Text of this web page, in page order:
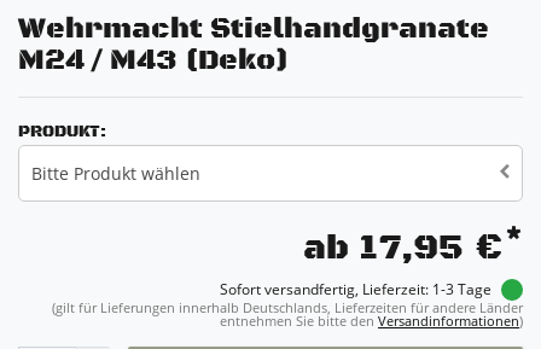
Wehrmacht Stielhandgranate
M24 / M43 (Deko)
PRODUKT:
Bitte Produkt wählen
ab 17,95 €*
Sofort versandfertig, Lieferzeit: 1-3 Tage
(gilt für Lieferungen innerhalb Deutschlands, Lieferzeiten für andere Länder
entnehmen Sie bitte den Versandinformationen)